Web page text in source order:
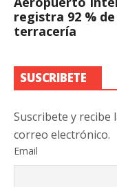
registra 92 %
terracería
SUSCRIBETE
Suscribete y recibe
correo electrónico.
Email